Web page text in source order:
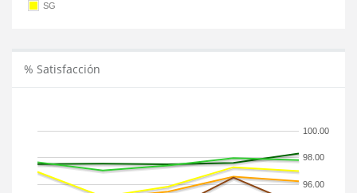
SG
% Satisfacción
96.00
98.00
100.00